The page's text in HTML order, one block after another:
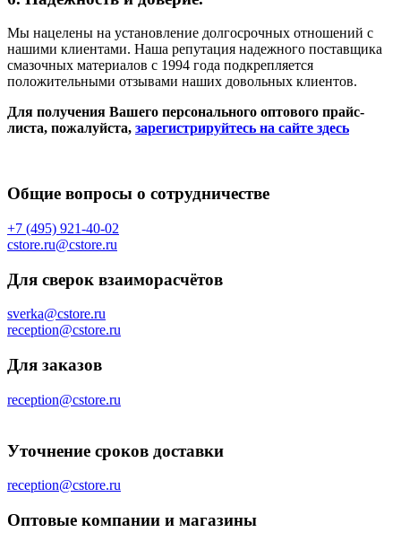
Мы нацелены на установление долгосрочных отношений с
нашими клиентами. Наша репутация надежного поставщика
смазочных материалов с 1994 года подкрепляется
положительными отзывами наших довольных клиентов.
Для получения Вашего персонального оптового прайс-
листа, пожалуйста, зарегистрируйтесь на сайте здесь
Общие вопросы о сотрудничестве
+7 (495) 921-40-02
cstore.ru@cstore.ru
Для сверок взаиморасчётов
sverka@cstore.ru
reception@cstore.ru
Для заказов
reception@cstore.ru
Уточнение сроков доставки
reception@cstore.ru
Оптовые компании и магазины